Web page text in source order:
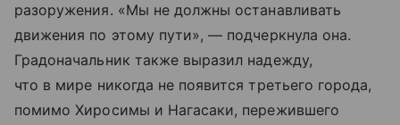
разоружения. «Мы не должны останавливать
движения по этому пути», — подчеркнула она.
Градоначальник также выразил надежду,
что в мире никогда не появится третьего города,
помимо Хиросимы и Нагасаки, пережившего